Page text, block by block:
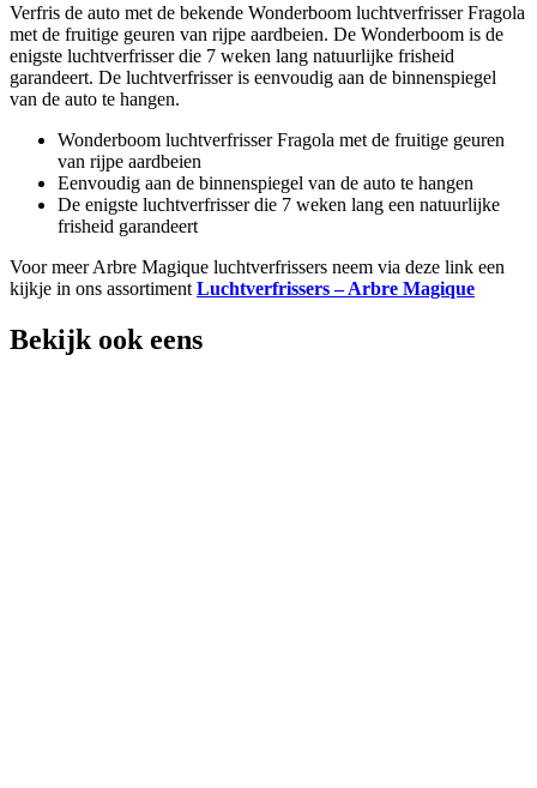
Verfris de auto met de bekende Wonderboom luchtverfrisser Fragola
met de fruitige geuren van rijpe aardbeien. De Wonderboom is de
enigste luchtverfrisser die 7 weken lang natuurlijke frisheid
garandeert. De luchtverfrisser is eenvoudig aan de binnenspiegel
van de auto te hangen.
Wonderboom luchtverfrisser Fragola met de fruitige geuren
van rijpe aardbeien
Eenvoudig aan de binnenspiegel van de auto te hangen
De enigste luchtverfrisser die 7 weken lang een natuurlijke
frisheid garandeert
Voor meer Arbre Magique luchtverfrissers neem via deze link een
kijkje in ons assortiment Luchtverfrissers – Arbre Magique
Bekijk ook eens